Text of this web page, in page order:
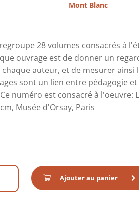
Mont Blanc
28 volumes consacrés à
ouvrage est de donner un
chaque auteur, et de mesurer
sont un lien entre pédagogie
numéro est consacré à l'oeuvre:
Musée d'Orsay, Paris
Ajouter au panier